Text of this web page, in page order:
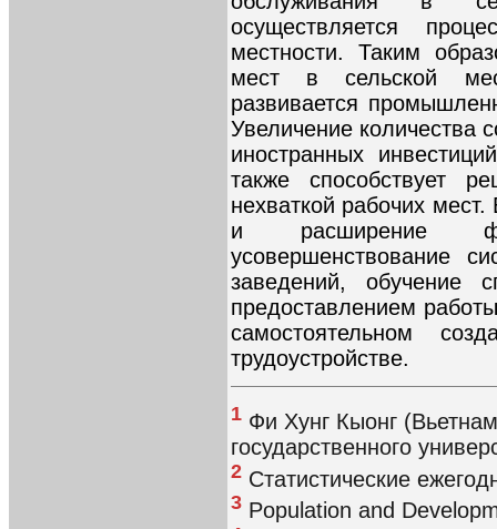
осуществляется
местности. Таким
мест в сельской
развивается
Увеличение количества
иностранных
также способствует
нехваткой рабочих
и расширение
усовершенствование
заведений, обучение
предоставлением
самостоятельном
трудоустройстве.
1 Фи Хунг Кыонг
государственного
2 Статистические
3 Population and